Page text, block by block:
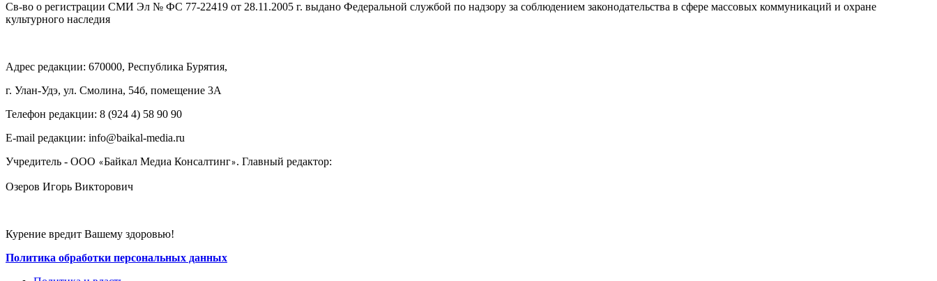
Св-во о регистрации СМИ Эл № ФС 77-22419 от 28.11.2005 г. выдано Федеральной службой по надзору за соблюдением законодательства в сфере массовых коммуникаций и охране
культурного наследия
Адрес редакции: 670000, Республика Бурятия,
г. Улан-Удэ, ул. Смолина, 54б, помещение 3А
Телефон редакции: ‎‎8 (924 4) 58 90 90
E-mail редакции: info@baikal-media.ru
Учредитель - ООО «Байкал Медиа Консалтинг». Главный редактор:
Озеров Игорь Викторович
Курение вредит Вашему здоровью!
Политика обработки персональных данных